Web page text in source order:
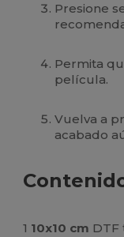
Presione
Permita
película.
Vuelva a
acabado
1 10x10 cm DTF